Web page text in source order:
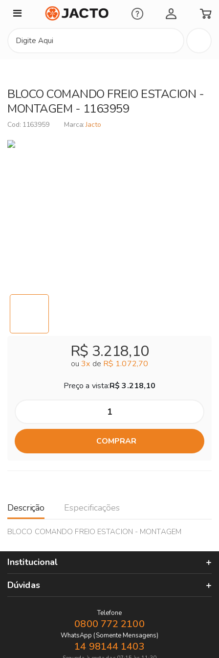
Minha Conta
BLOCO COMANDO FREIO ESTACION -
MONTAGEM - 1163959
1163959 Jacto
R$ 3.218,10
ou3x de R$ 1.072,70
Preço a vista:R$ 3.218,10
COMPRAR
Descrição Especificações
BLOCO COMANDO FREIO ESTACION - MONTAGEM
Institucional
Dúvidas
Telefone
0800 772 2100
WhatsApp (Somente Mensagens)
14 98144 1403